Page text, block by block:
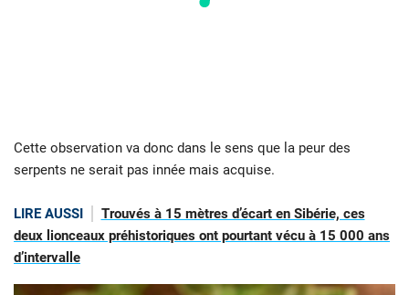
Cette observation va donc dans le sens que la peur des
serpents ne serait pas innée mais acquise.
LIRE AUSSI
Trouvés à 15 mètres d’écart en Sibérie, ces
deux lionceaux préhistoriques ont pourtant vécu à 15 000 ans
d’intervalle